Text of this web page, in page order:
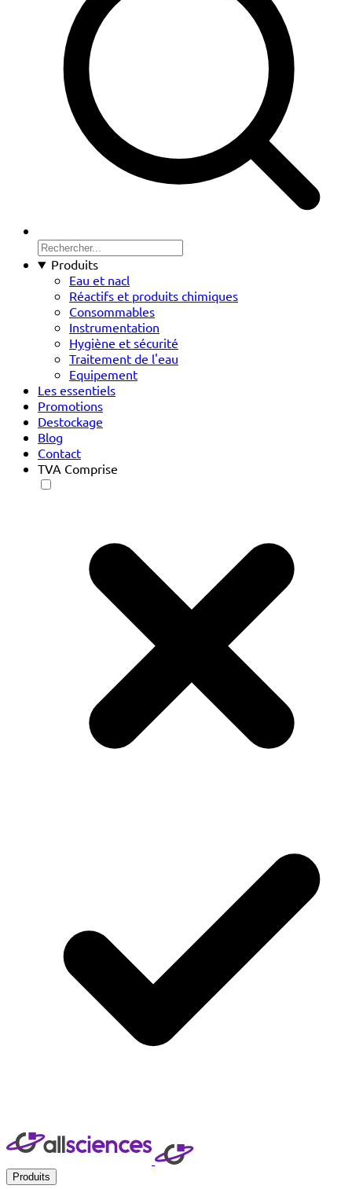
Produits
Eau et nacl
Réactifs et produits chimiques
Consommables
Instrumentation
Hygiène et sécurité
Traitement de l'eau
Equipement
Les essentiels
Promotions
Destockage
Blog
Contact
TVA Comprise
Produits